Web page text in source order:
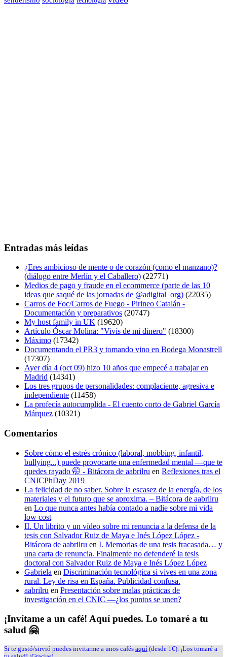
Entradas más leídas
¿Eres ambicioso de mente o de corazón (como el manzano)?
(diálogo entre Merlín y el Caballero) (22771)
Medios de pago y fraude en el ecommerce (parte de las 10
ideas que saqué de las jornadas de @adigital_org) (22035)
Carros de Foc/Carros de Fuego - Pirineo Catalán -
Documentación y preparativos (20747)
My host family in UK (19620)
Artículo Óscar Molina: "Vivís de mi dinero" (18300)
Máximo (17342)
Documentando el PR3 y tomando vino en Bodega Monastrell
(17307)
Ayer día 4 (oct 09) hizo 10 años que empecé a trabajar en
Madrid (14341)
Los tres grupos de personalidades: complaciente, agresiva e
independiente (11458)
La profecía autocumplida - El cuento corto de Gabriel García
Márquez (10321)
Comentarios
Sobre cómo el estrés crónico (laboral, mobbing, infantil,
bullying...) puede provocarte una enfermedad mental —que te
quedes rayado 🤭 - Bitácora de aabrilru en Reflexiones tras el
CNICPhDay 2019
La felicidad de no saber. Sobre la escasez de la energía, de los
materiales y el futuro que se aproxima. – Bitácora de aabrilru
en Lo que nunca antes había contado a nadie sobre mi vida
low cost
II. Un librito y un vídeo sobre mi renuncia a la defensa de la
tesis con Salvador Ruiz de Maya e Inés López López -
Bitácora de aabrilru en I. Memorias de una tesis fracasada… y
una carta de renuncia. Finalmente no defenderé la tesis
doctoral con Salvador Ruiz de Maya e Inés López López
Gabriela en Discriminación tecnológica si vives en una zona
rural. Ley de risa en España. Publicidad confusa.
aabrilru en Presentación sobre malas prácticas de
investigación en el CNIC —¿los puntos se unen?
¡Invítame a un café! Aquí puedes. Lo tomaré a tu
salud 🤗
Si te gustó/sirvió puedes invitarme a unos cafés aquí (desde 1€). ¡Los tomaré a